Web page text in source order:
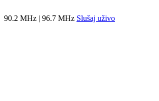
90.2 MHz | 96.7 MHz Slušaj uživo